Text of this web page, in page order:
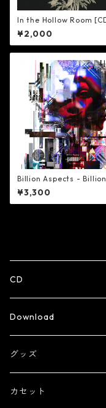
In the Hollow Room
¥2,000
Billion Aspects - Billion
nces Remix [CD]
¥3,300
CD
Download
グッズ
カセット